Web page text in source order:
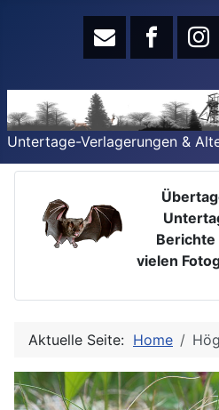
Untertage-Verlagerungen &
Berichte
vielen
Aktuelle Seite: Home